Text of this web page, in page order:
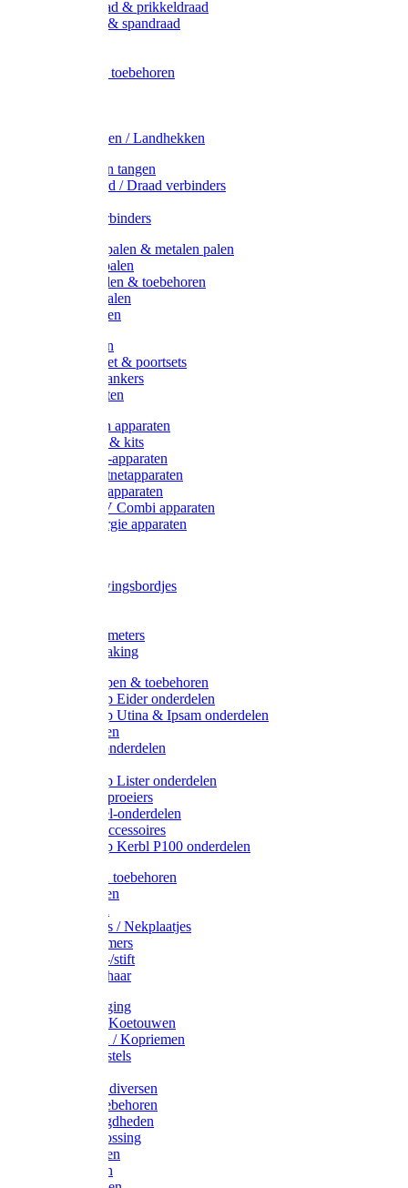
Metaal draad & prikkeldraad
Binddraad & spandraad
Afrasternet toebehoren
Weidehekken / Landhekken
Spanners en tangen
Lint / Koord / Draad verbinders
Litzclip verbinders
Recycling palen & metalen palen
Kunststof palen
T-Post t-palen & toebehoren
Glasfiber palen
Houten palen
Poortgrepen
Doorgangset & poortsets
Poortgreepankers
Weidepoorten
Onderdelen apparaten
Starter sets & kits
9V Batterij-apparaten
230V Lichtnetapparaten
12V Accu-apparaten
230V / 12V Combi apparaten
Zonne-energie apparaten
Waarschuwingsbordjes
Wegers en meters
Video bewaking
Weidepompen & toebehoren
Weidepomp Eider onderdelen
Weidepomp Utina & Ipsam onderdelen
Drinkbakken
Drinkbak onderdelen
Weidepomp Lister onderdelen
Nippels / Sproeiers
Drinknippel-onderdelen
Drinkbak accessoires
Weidepomp Kerbl P100 onderdelen
Oormerken toebehoren
Enkelbanden
Halsplaatjes / Nekplaatjes
Kokernummers
Merkspray-/stift
Veemerkschaar
Uierverzorging
Halsters & Koetouwen
Halsriemen / Kopriemen
Koerugborstels
Koe / Stier diversen
Melkers toebehoren
Stalbenodigdheden
Kalververlossing
Stierenringen
Onthoornen